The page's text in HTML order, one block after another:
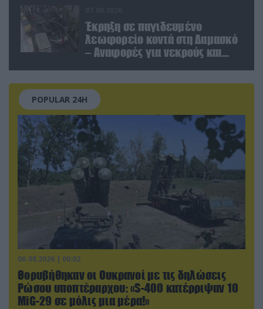
Έκρηξη σε παγιδευμένο
λεωφορείο κοντά στη Δαμασκό
– Αναφορές για νεκρούς και
POPULAR 24H
06.08.2026 | 00:02
Θορυβήθηκαν οι Ουκρανοί με τις δηλώσεις
Ρώσου υποπτέραρχου: «S-400 κατέρριψαν 10
MiG-29 σε μόλις μια μέρα!»